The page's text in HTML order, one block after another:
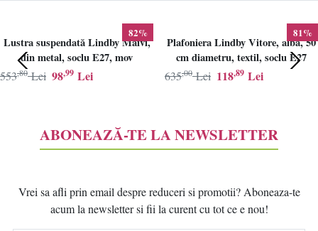
82%
Lustra suspendată Lindby Maivi,
din metal, soclu E27, mov
98,99 Lei
553,80 Lei
81%
Plafoniera Lindby Vitore, alba, 50
cm diametru, textil, soclu E27
118,89 Lei
635,00 Lei
ABONEAZĂ-TE LA NEWSLETTER
Vrei sa afli prin email despre reduceri si promotii? Aboneaza-te
acum la newsletter si fii la curent cu tot ce e nou!